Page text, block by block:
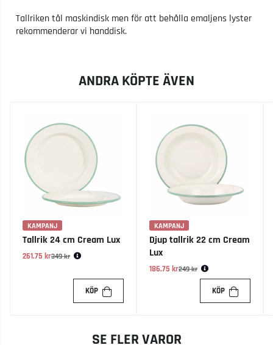
Tallriken tål maskindisk men för att behålla emaljens lyster
rekommenderar vi handdisk.
ANDRA KÖPTE ÄVEN
KAMPANJ
Tallrik 24 cm Cream Lux
261.75 kr
Ordinarie pris:
349 kr
KÖP
KAMPANJ
Djup tallrik 22 cm Cream
Lux
186.75 kr
Ordinarie pris:
249 kr
KÖP
SE FLER VAROR